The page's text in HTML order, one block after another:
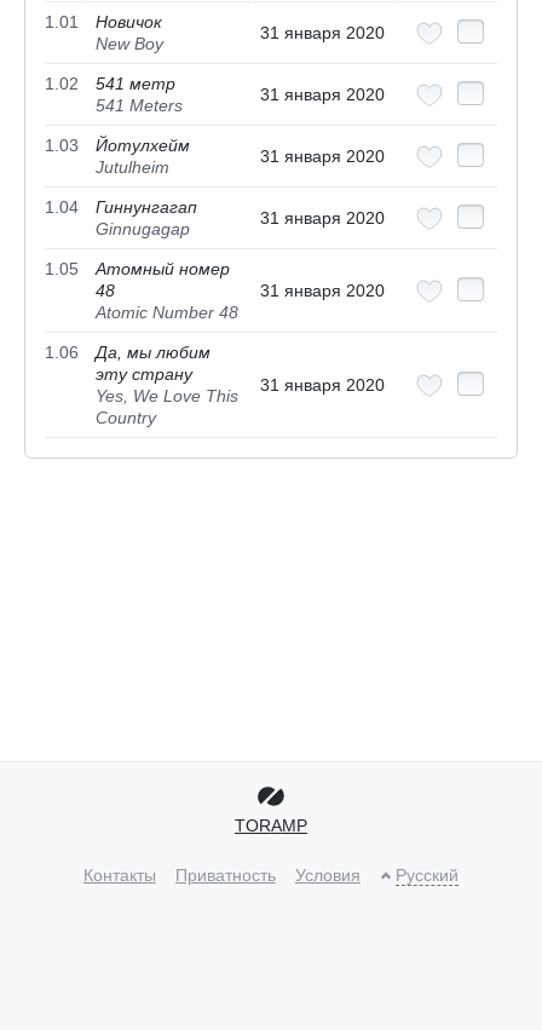
1.01
Новичок
New Boy
31 января 2020
1.02
541 метр
541 Meters
31 января 2020
1.03
Йотулхейм
Jutulheim
31 января 2020
1.04
Гиннунгагап
Ginnugagap
31 января 2020
1.05
Атомный номер
48
Atomic Number 48
31 января 2020
1.06
Да, мы любим
эту страну
Yes, We Love This
Country
31 января 2020
TORAMP
Контакты Приватность Условия Русский